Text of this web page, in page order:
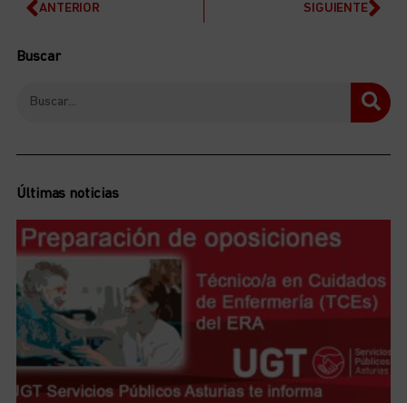
ANTERIOR SIGUIENTE
Buscar
Últimas noticias